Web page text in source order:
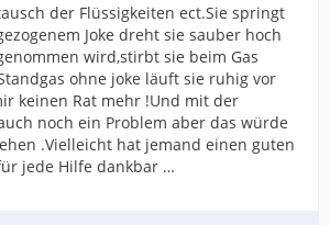
der Flüssigkeiten ect.Sie springt
Joke dreht sie sauber hoch
wird,stirbt sie beim Gas
ohne joke läuft sie ruhig vor
keinen Rat mehr !Und mit der
noch ein Problem aber das würde
.Vielleicht hat jemand einen guten
jede Hilfe dankbar …